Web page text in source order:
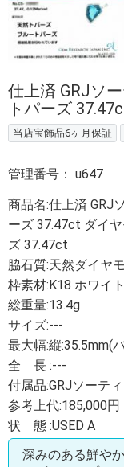
仕上済 GRJソ
トパーズ
当店宝飾品6ヶ月保証
管理番号： u647
商品名:仕上済 GRJ
ーズ 37.47ct ダイ
ズ 37.47ct
脇石質:天然ダイヤ
枠素材:K18 ホワイ
総重量:13.4g
サイズ:---
最大幅:縦:35.5mm(
全 長 :---
付属品:GRJソーテ
参考上代:185,000円
状 態 :USED A
深みのある鮮や